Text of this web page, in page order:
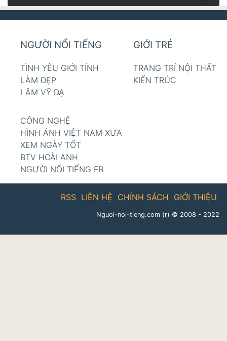
NGƯỜI NỔI TIẾNG
TÌNH YÊU GIỚI TÍNH
LÀM ĐẸP
LÂM VỸ DẠ
GIỚI TRẺ
TRANG TRÍ NỘI THẤT
KIẾN TRÚC
CÔNG NGHỆ
HÌNH ẢNH VIỆT NAM XƯA
XEM NGÀY TỐT
BTV HOÀI ANH
NGƯỜI NỔI TIẾNG FB
GIỚI THIỆU
CHÍNH SÁCH
LIÊN HỆ
RSS
Nguoi-noi-tieng.com (r) © 2008 - 2022